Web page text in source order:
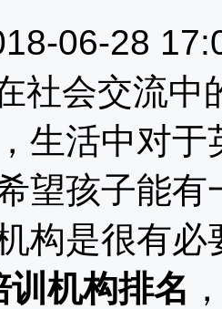
06-28
社会交流中
生活中对
望孩子能
构是很有
训机构排名